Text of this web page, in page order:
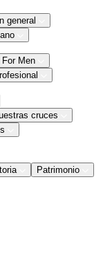
general
For Men
cruces
Patrimonio